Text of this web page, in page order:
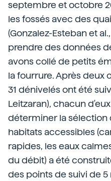
septembre et octobre
les fossés avec des
(Gonzalez-Esteban et
prendre des données
avons collé de petits
la fourrure. Après deux
31 dénivelés ont été
Leitzaran), chacun
déterminer la sélection
habitats accessibles
rapides, les eaux
du débit) a été
des points de suivi de